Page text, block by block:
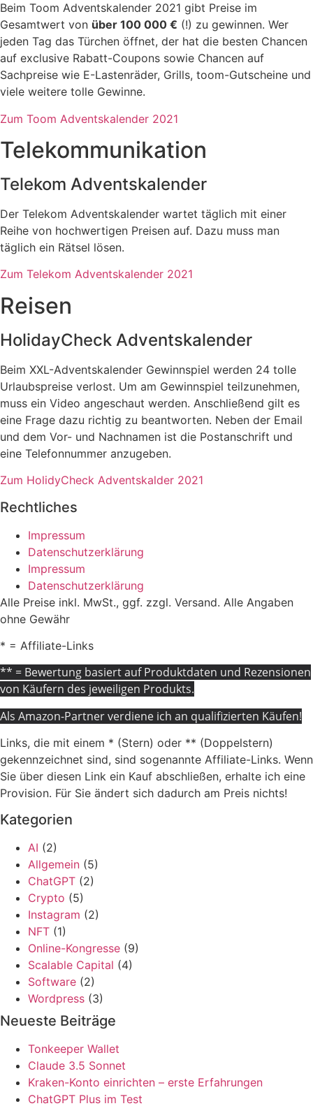
Beim Toom Adventskalender 2021 gibt Preise im
Gesamtwert von über 100 000 € (!) zu gewinnen. Wer
jeden Tag das Türchen öffnet, der hat die besten Chancen
auf exclusive Rabatt-Coupons sowie Chancen auf
Sachpreise wie E-Lastenräder, Grills, toom-Gutscheine und
viele weitere tolle Gewinne.
Zum Toom Adventskalender 2021
Telekommunikation
Telekom Adventskalender
Der Telekom Adventskalender wartet täglich mit einer
Reihe von hochwertigen Preisen auf. Dazu muss man
täglich ein Rätsel lösen.
Zum Telekom Adventskalender 2021
Reisen
HolidayCheck Adventskalender
Beim XXL-Adventskalender Gewinnspiel werden 24 tolle
Urlaubspreise verlost. Um am Gewinnspiel teilzunehmen,
muss ein Video angeschaut werden. Anschließend gilt es
eine Frage dazu richtig zu beantworten. Neben der Email
und dem Vor- und Nachnamen ist die Postanschrift und
eine Telefonnummer anzugeben.
Zum HolidyCheck Adventskalder 2021
Rechtliches
Impressum
Datenschutzerklärung
Impressum
Datenschutzerklärung
Alle Preise inkl. MwSt., ggf. zzgl. Versand. Alle Angaben
ohne Gewähr
* = Affiliate-Links
** = Bewertung basiert auf Produktdaten und Rezensionen
von Käufern des jeweiligen Produkts.
Als Amazon-Partner verdiene ich an qualifizierten Käufen!
Links, die mit einem * (Stern) oder ** (Doppelstern)
gekennzeichnet sind, sind sogenannte Affiliate-Links. Wenn
Sie über diesen Link ein Kauf abschließen, erhalte ich eine
Provision. Für Sie ändert sich dadurch am Preis nichts!
Kategorien
AI (2)
Allgemein (5)
ChatGPT (2)
Crypto (5)
Instagram (2)
NFT (1)
Online-Kongresse (9)
Scalable Capital (4)
Software (2)
Wordpress (3)
Neueste Beiträge
Tonkeeper Wallet
Claude 3.5 Sonnet
Kraken-Konto einrichten – erste Erfahrungen
ChatGPT Plus im Test